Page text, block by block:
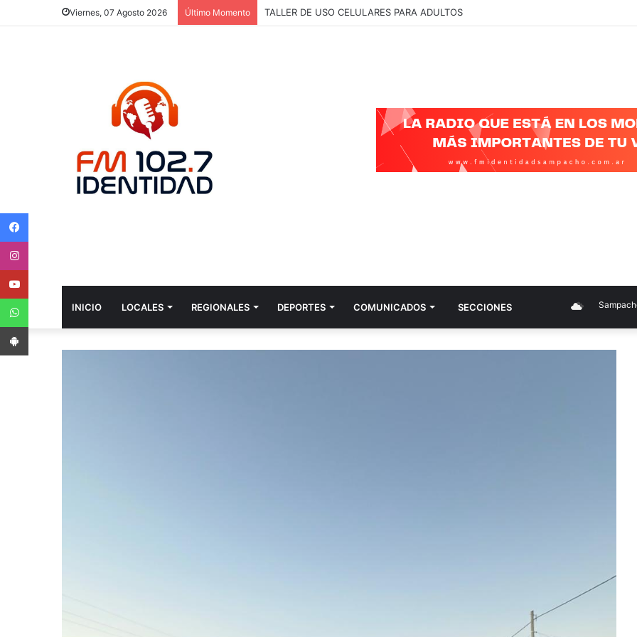
Viernes, 07 Agosto 2026 Último Momento “LO ÚNICO QUE BUSCAMOS ES JUSTICIA Y QUE SE CONOZCA LA VERDAD”
INICIO LOCALES REGIONALES DEPORTES COMUNICADOS SECCIONES Sampacho
App Android